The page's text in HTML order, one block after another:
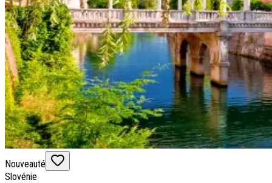
Nouveauté
Slovénie